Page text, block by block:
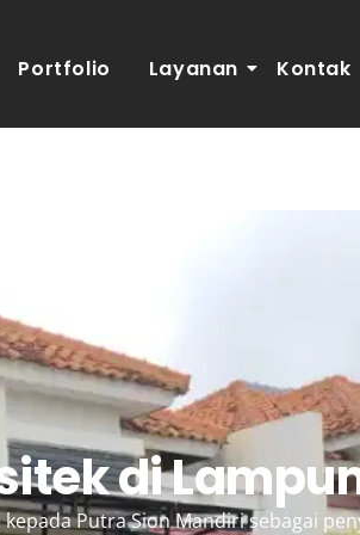
Portfolio Layanan Kontak
di
Putra Sion Mandiri sebagai